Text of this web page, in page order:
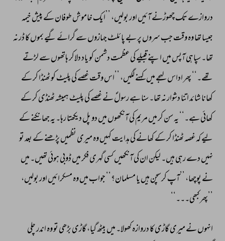
دروازے تک چھوڑنے آئیں اور بولیں، ’’ایک خاموش طوفان کے پیش خیمہ
جیسا تھا وہ وقت جب سروں پر بے پائلٹ جہازوں سے گرائے گیے بموں کا ڈر نہ
تھا۔ سپاہی آپس میں اپنے قبیلے کی عظمت دشمن کو یاد دلاکر ہاتھوں سے لڑتے
تھے۔‘‘ پھر اداس لہجے میں کہنے لگیں، ’’اس وقت غصے کی پلیٹ کو ٹھنڈا کر کے
کھانا شائد اتنا دشوار نہ تھا۔ سنا ہے رسولؐ نے غصے کی پلیٹ ہمیشہ ٹھنڈی کر کے
کھائی ہے۔‘‘ یہ سن کر میں مریم کی آنکھوں میں دو پل دیکھتا رہا۔ یہ جھانکنے کے
لیے کہ غصہ ٹھنڈا کر کے کھانے کی ہدایت کہیں وہ میری نظمیں پڑھنے کے بعد تو
نہیں دے رہی ہیں۔ لیکن ان کی آنکھیں کسی گہری فکر میں ڈوبی ہوئی تھیں۔ میں
نے پوچھا، ’’آپ کرسچن ہیں یا مسلمان؟‘‘ جواب میں وہ مسکرائیں اور بولیں،
’’پھر کبھی۔۔۔‘‘
انہوں نے میری گاڑی کا دروازہ کھولا۔ میں بیٹھ گیا، گاڑی بڑھی تو وہ اندر چلی